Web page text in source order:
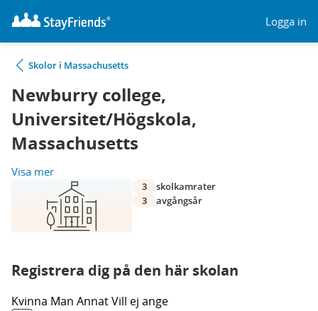
Logga in
Skolor i Massachusetts
Newburry college,
Universitet/Högskola,
Massachusetts
Visa mer
3
skolkamrater
3
avgångsår
Registrera dig på den här skolan
Kvinna Man AnnatVill ej ange